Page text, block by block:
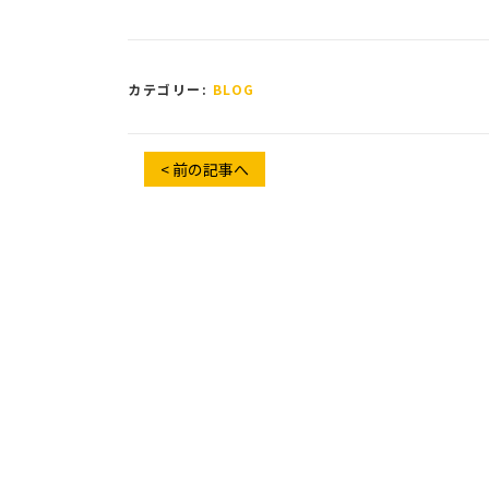
カテゴリー: BLOG
< 前の記事へ